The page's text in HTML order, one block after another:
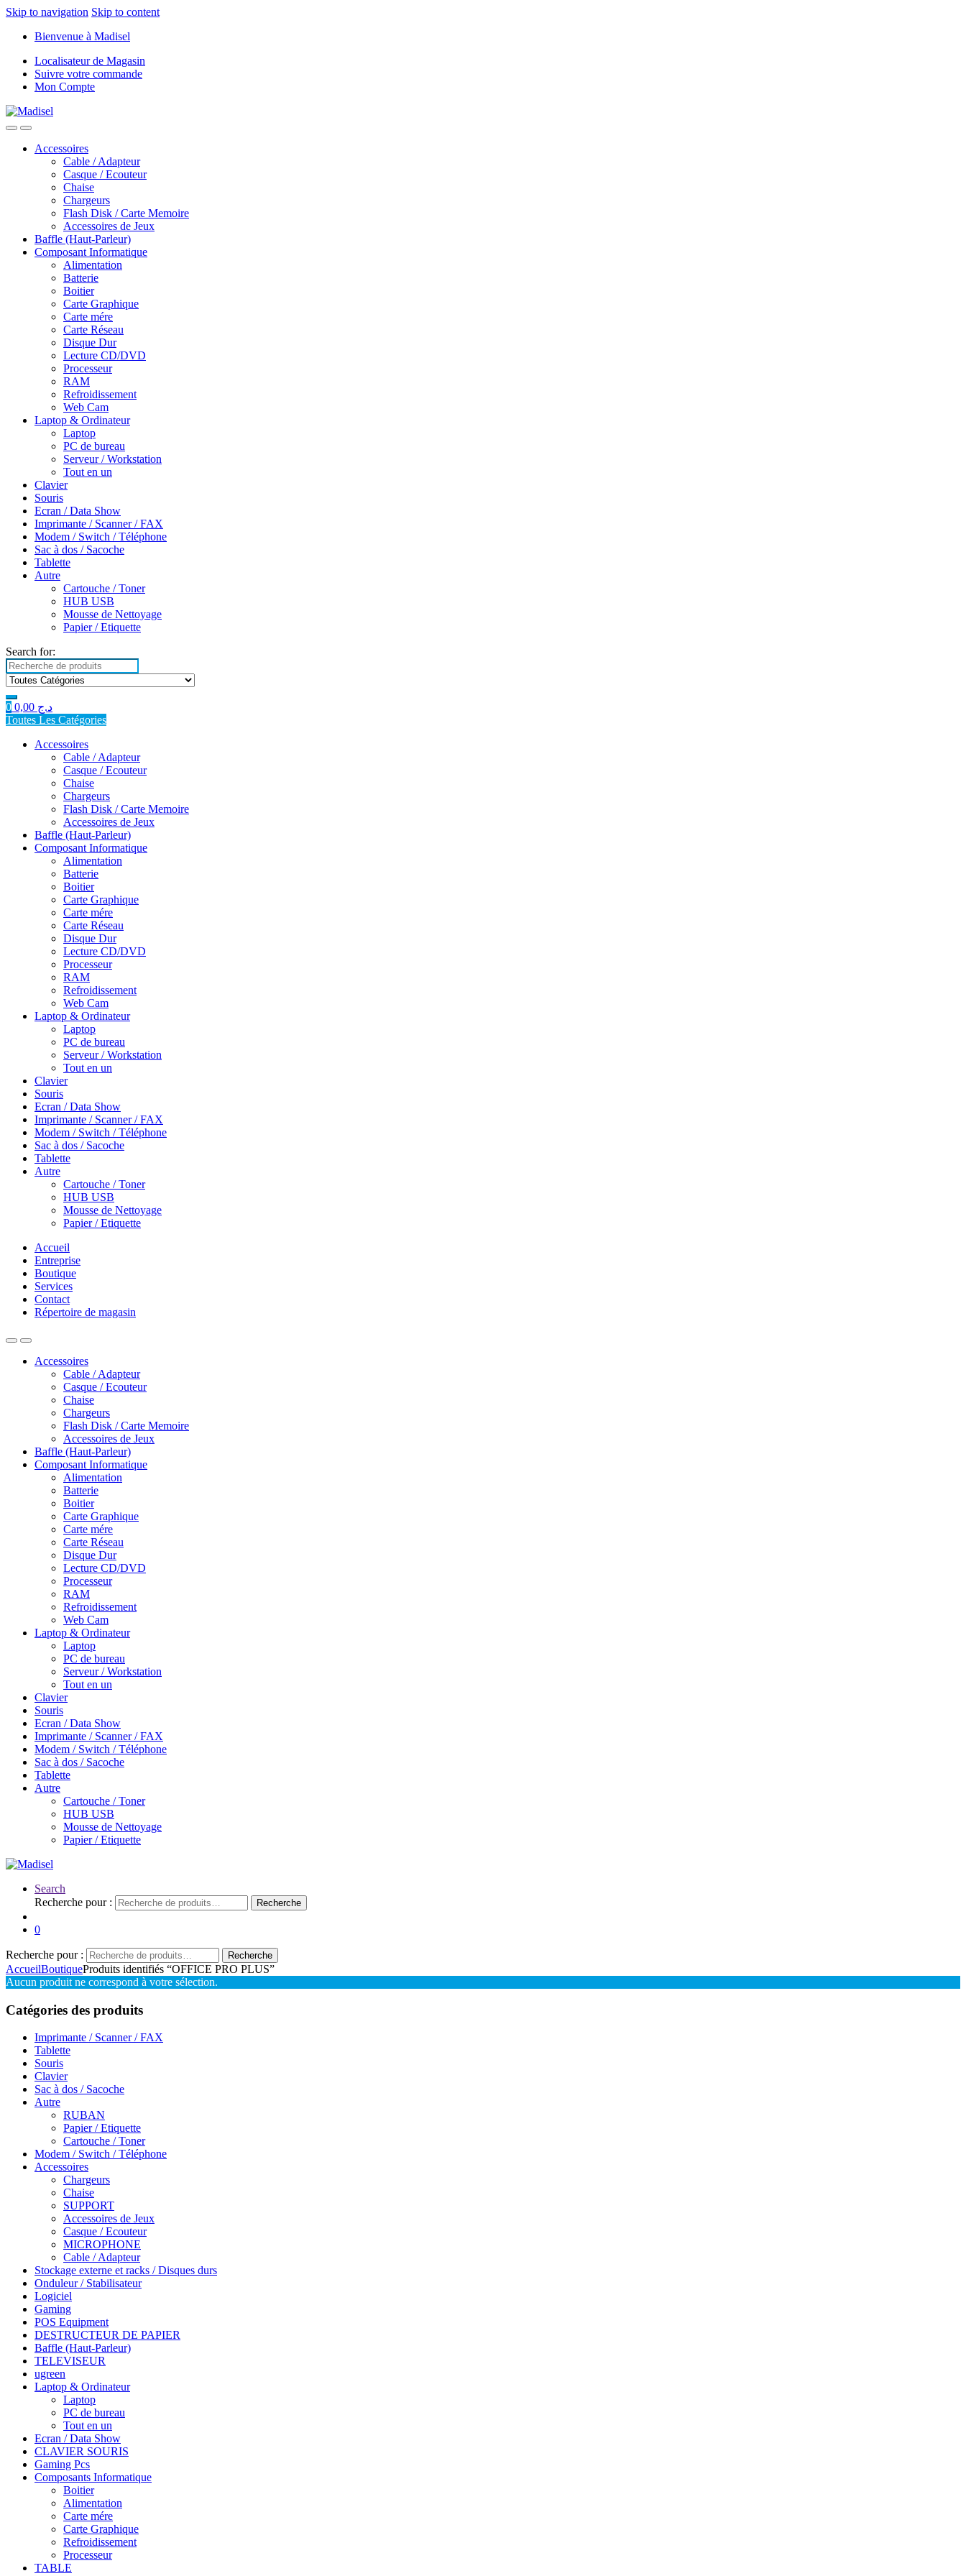
Skip to navigation Skip to content
Bienvenue à Madisel
Localisateur de Magasin
Suivre votre commande
Mon Compte
Accessoires
Cable / Adapteur
Casque / Ecouteur
Chaise
Chargeurs
Flash Disk / Carte Memoire
Accessoires de Jeux
Baffle (Haut-Parleur)
Composant Informatique
Alimentation
Batterie
Boitier
Carte Graphique
Carte mére
Carte Réseau
Disque Dur
Lecture CD/DVD
Processeur
RAM
Refroidissement
Web Cam
Laptop & Ordinateur
Laptop
PC de bureau
Serveur / Workstation
Tout en un
Clavier
Souris
Ecran / Data Show
Imprimante / Scanner / FAX
Modem / Switch / Téléphone
Sac à dos / Sacoche
Tablette
Autre
Cartouche / Toner
HUB USB
Mousse de Nettoyage
Papier / Etiquette
Search for:
0 د.ج
Toutes Les Catégories
Accessoires
Cable / Adapteur
Casque / Ecouteur
Chaise
Chargeurs
Flash Disk / Carte Memoire
Accessoires de Jeux
Baffle (Haut-Parleur)
Composant Informatique
Alimentation
Batterie
Boitier
Carte Graphique
Carte mére
Carte Réseau
Disque Dur
Lecture CD/DVD
Processeur
RAM
Refroidissement
Web Cam
Laptop & Ordinateur
Laptop
PC de bureau
Serveur / Workstation
Tout en un
Clavier
Souris
Ecran / Data Show
Imprimante / Scanner / FAX
Modem / Switch / Téléphone
Sac à dos / Sacoche
Tablette
Autre
Cartouche / Toner
HUB USB
Mousse de Nettoyage
Papier / Etiquette
Accueil
Entreprise
Boutique
Services
Contact
Répertoire de magasin
Accessoires
Cable / Adapteur
Casque / Ecouteur
Chaise
Chargeurs
Flash Disk / Carte Memoire
Accessoires de Jeux
Baffle (Haut-Parleur)
Composant Informatique
Alimentation
Batterie
Boitier
Carte Graphique
Carte mére
Carte Réseau
Disque Dur
Lecture CD/DVD
Processeur
RAM
Refroidissement
Web Cam
Laptop & Ordinateur
Laptop
PC de bureau
Serveur / Workstation
Tout en un
Clavier
Souris
Ecran / Data Show
Imprimante / Scanner / FAX
Modem / Switch / Téléphone
Sac à dos / Sacoche
Tablette
Autre
Cartouche / Toner
HUB USB
Mousse de Nettoyage
Papier / Etiquette
Search
Recherche pour :
Recherche
0
Recherche pour : Recherche
AccueilBoutiqueProduits identifiés “OFFICE PRO PLUS”
Aucun produit ne correspond à votre sélection.
Catégories des produits
Imprimante / Scanner / FAX
Tablette
Souris
Clavier
Sac à dos / Sacoche
Autre
RUBAN
Papier / Etiquette
Cartouche / Toner
Modem / Switch / Téléphone
Accessoires
Chargeurs
Chaise
SUPPORT
Accessoires de Jeux
Casque / Ecouteur
MICROPHONE
Cable / Adapteur
Stockage externe et racks / Disques durs
Onduleur / Stabilisateur
Logiciel
Gaming
POS Equipment
DESTRUCTEUR DE PAPIER
Baffle (Haut-Parleur)
TELEVISEUR
ugreen
Laptop & Ordinateur
Laptop
PC de bureau
Tout en un
Ecran / Data Show
CLAVIER SOURIS
Gaming Pcs
Composants Informatique
Boitier
Alimentation
Carte mére
Carte Graphique
Refroidissement
Processeur
TABLE